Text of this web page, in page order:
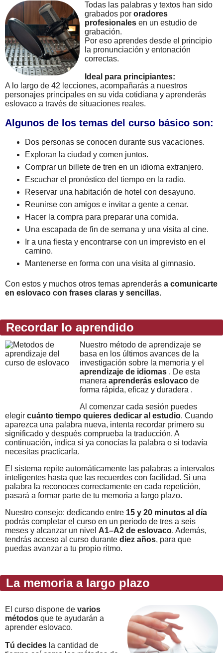
Todas las palabras y textos han sido
grabados por oradores
profesionales en un estudio de
grabación.
Por eso aprendes desde el principio
la pronunciación y entonación
correctas.
Ideal para principiantes:
A lo largo de 42 lecciones, acompañarás a nuestros
personajes principales en su vida cotidiana y aprenderás
eslovaco a través de situaciones reales.
Algunos de los temas del curso básico son:
Dos personas se conocen durante sus vacaciones.
Exploran la ciudad y comen juntos.
Comprar un billete de tren en un idioma extranjero.
Escuchar el pronóstico del tiempo en la radio.
Reservar una habitación de hotel con desayuno.
Reunirse con amigos e invitar a gente a cenar.
Hacer la compra para preparar una comida.
Una escapada de fin de semana y una visita al cine.
Ir a una fiesta y encontrarse con un imprevisto en el
camino.
Mantenerse en forma con una visita al gimnasio.
Con estos y muchos otros temas aprenderás a comunicarte
en eslovaco con frases claras y sencillas.
Recordar lo aprendido
Nuestro método de aprendizaje se
basa en los últimos avances de la
investigación sobre la memoria y el
aprendizaje de idiomas . De esta
manera aprenderás eslovaco de
forma rápida, eficaz y duradera .
Al comenzar cada sesión puedes
elegir cuánto tiempo quieres dedicar al estudio. Cuando
aparezca una palabra nueva, intenta recordar primero su
significado y después comprueba la traducción. A
continuación, indica si ya conocías la palabra o si todavía
necesitas practicarla.
El sistema repite automáticamente las palabras a intervalos
inteligentes hasta que las recuerdes con facilidad. Si una
palabra la reconoces correctamente en cada repetición,
pasará a formar parte de tu memoria a largo plazo.
Nuestro consejo: dedicando entre 15 y 20 minutos al día
podrás completar el curso en un periodo de tres a seis
meses y alcanzar un nivel A1–A2 de eslovaco. Además,
tendrás acceso al curso durante diez años, para que
puedas avanzar a tu propio ritmo.
La memoria a largo plazo
El curso dispone de varios
métodos que te ayudarán a
aprender eslovaco.
Tú decides la cantidad de